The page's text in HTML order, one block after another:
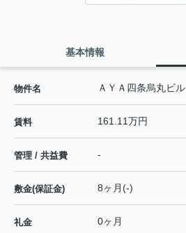
基本情報
物件名 ＡＹＡ四条烏丸ビル
賃料 161.11万円
管理 / 共益費 -
敷金(保証金) 8ヶ月(-)
礼金 0ヶ月